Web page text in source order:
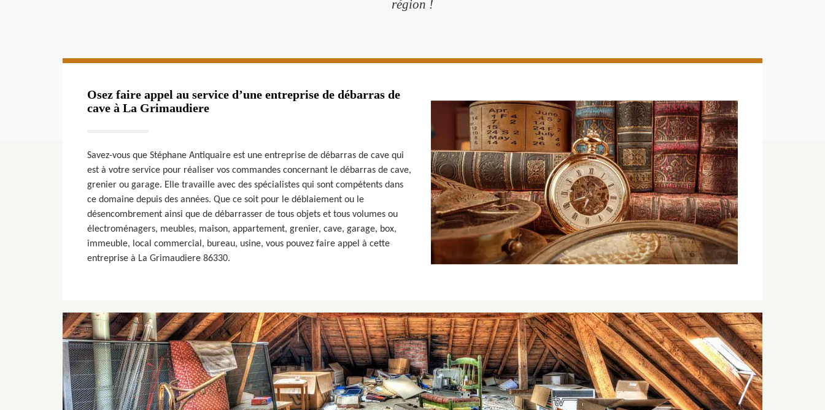
région !
Osez faire appel au service d’une entreprise de débarras de
cave à La Grimaudiere
Savez-vous que Stéphane Antiquaire est une entreprise de débarras de cave qui
est à votre service pour réaliser vos commandes concernant le débarras de cave,
grenier ou garage. Elle travaille avec des spécialistes qui sont compétents dans
ce domaine depuis des années. Que ce soit pour le déblaiement ou le
désencombrement ainsi que de débarrasser de tous objets et tous volumes ou
électroménagers, meubles, maison, appartement, grenier, cave, garage, box,
immeuble, local commercial, bureau, usine, vous pouvez faire appel à cette
entreprise à La Grimaudiere 86330.